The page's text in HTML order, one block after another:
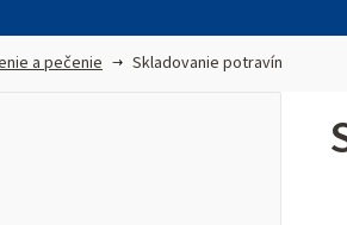
a pečenie Skladovanie potravín